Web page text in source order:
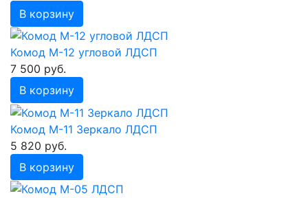
В корзину
Комод М-12 угловой ЛДСП
7 500 руб.
В корзину
Комод М-11 Зеркало ЛДСП
5 820 руб.
В корзину